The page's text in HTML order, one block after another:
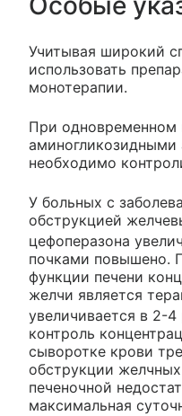
Учитывая широкий
использовать
монотерапии.
При одновременном
аминогликозидными
необходимо
У больных с
обструкцией
цефоперазона
почками повышено.
функции печени
желчи является
увеличивается в 2-
контроль
сыворотке крови
обструкции
печеночной
максимальная